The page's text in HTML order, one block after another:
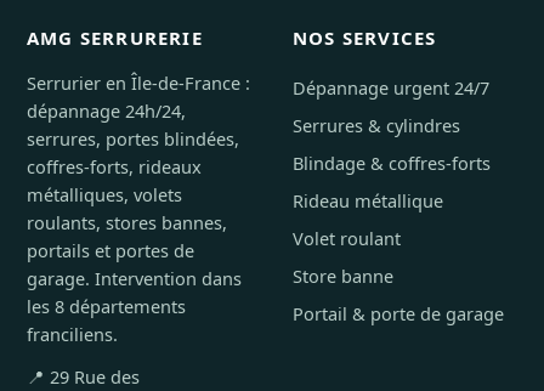
AMG SERRURERIE
Serrurier en Île-de-France :
dépannage 24h/24,
serrures, portes blindées,
coffres-forts, rideaux
métalliques, volets
roulants, stores bannes,
portails et portes de
garage. Intervention dans
les 8 départements
franciliens.
📍 29 Rue des
NOS SERVICES
Dépannage urgent 24/7
Serrures & cylindres
Blindage & coffres-forts
Rideau métallique
Volet roulant
Store banne
Portail & porte de garage